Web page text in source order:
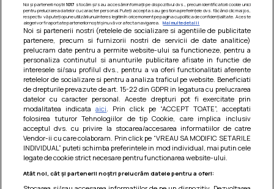
Barcute din vinete cu arpagic rosu
Un deliciu usor de preparat!
Noi și partenerii noștri 1017 stocăm și/sau accesăm informații pe dispozitivul dvs., precum identificatorii cookie unici
pentru prelucrarea datelor cu caracter personal. Puteți accepta sau gestiona preferințele dvs. făcând clic mai jos,
respectiv vă puteți opune utilizării unui interes legitim în orice moment pe pagina cu politica de confidențialitate. Aceste
alegeri vor fi raportate partenerilor noștri și nu vă vor afecta navigarea.
Mai multe detalii
Noi si partenerii nostri (retelele de socializare si agentiile de publicitate
partenere, precum si furnizorii nostri de servicii de date analitice)
prelucram date pentru a permite website-ului sa functioneze, pentru a
personaliza continutul si anunturile publicitare afisate in functie de
interesele si/sau profilul dvs., pentru a va oferi functionalitati aferente
retelelor de socializare si pentru a analiza traficul pe website. Beneficiati
de drepturile prevazute de art. 15-22 din GDPR in legatura cu prelucrarea
datelor cu caracter personal. Aceste drepturi pot fi exercitate prin
modalitatea indicataaici . Prin click pe “ACCEPT TOATE”, acceptati
folosirea tuturor Tehnologiilor de tip Cookie, care implica inclusiv
acceptul dvs. cu privire la stocarea/accesarea informatiilor de catre
Vendor-ii cu care colaboram. Prin click pe “VREAU SA MODIFIC SETARILE
INDIVIDUAL” puteti schimba preferintele in mod individual, mai putin cele
legate de cookie strict necesare pentru functionarea website-ului.
Atât noi, cât și partenerii noștri prelucrăm datele pentru a oferi: